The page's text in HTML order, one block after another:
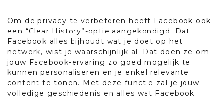
Om de privacy te verbeteren heeft Facebook ook
een “Clear History”-optie aangekondigd. Dat
Facebook alles bijhoudt wat je doet op het
netwerk, wist je waarschijnlijk al. Dat doen ze om
jouw Facebook-ervaring zo goed mogelijk te
kunnen personaliseren en je enkel relevante
content te tonen. Met deze functie zal je jouw
volledige geschiedenis en alles wat Facebook